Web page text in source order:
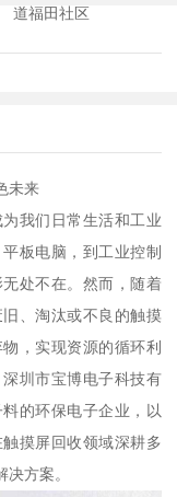
道福田社区
未来
我们日常生活和工业
板电脑，到工业控制
处不在。然而，随着
、淘汰或不良的触摸
，实现资源的循环利
圳市宝博电子科技有
的环保电子企业，以
摸屏回收领域深耕多
方案。